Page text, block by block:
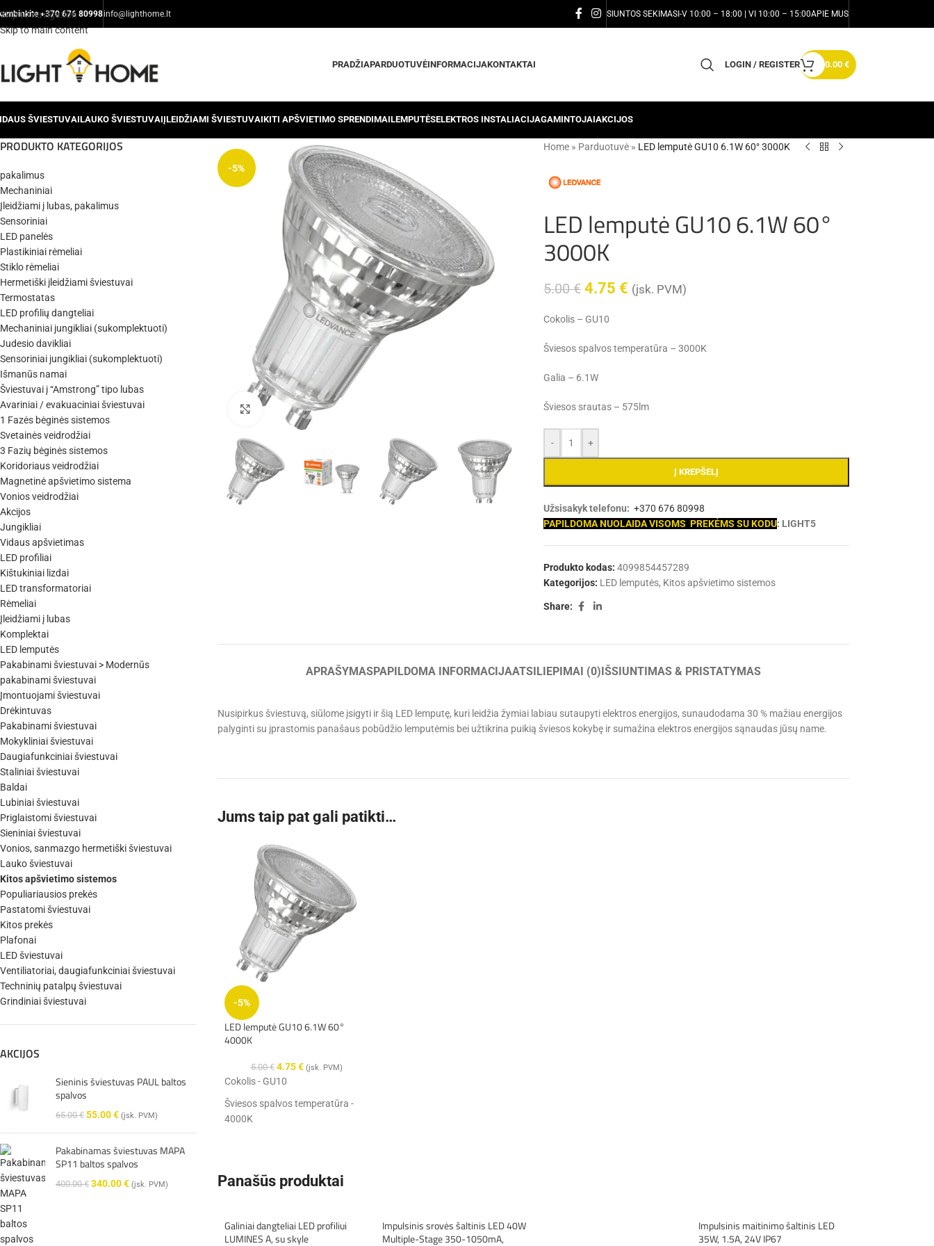
Skip to navigation
Skip to main content
+370 676 80998info@lighthome.lt SIUNTOS SEKIMAS I-V 10:00 – 18:00 | VI 10:00 – 15:00APIE MUS
PRADŽIAPARDUOTUVĖINFORMACIJAKONTAKTAI LOGIN / REGISTER 0.00 €
ŠVIESTUVAILAUKO ŠVIESTUVAIĮLEIDŽIAMI ŠVIESTUVAIKITI APŠVIETIMO SPRENDIMAILEMPUTĖSELEKTROS INSTALIACIJAGAMINTOJAIAKCIJOS
PRODUKTO KATEGORIJOS
pakalimus
Mechaniniai
Įleidžiami į lubas, pakalimus
Sensoriniai
LED panelės
Plastikiniai rėmeliai
Stiklo rėmeliai
Hermetiški įleidžiami šviestuvai
Termostatas
LED profilių dangteliai
Mechaniniai jungikliai (sukomplektuoti)
Judesio davikliai
Sensoriniai jungikliai (sukomplektuoti)
Išmanūs namai
Šviestuvai į “Amstrong” tipo lubas
Avariniai / evakuaciniai šviestuvai
1 Fazės bėginės sistemos
Svetainės veidrodžiai
3 Fazių bėginės sistemos
Koridoriaus veidrodžiai
Magnetinė apšvietimo sistema
Vonios veidrodžiai
Akcijos
Jungikliai
Vidaus apšvietimas
LED profiliai
Kištukiniai lizdai
LED transformatoriai
Rėmeliai
Įleidžiami į lubas
Komplektai
LED lemputės
Pakabinami šviestuvai > Modernūs
pakabinami šviestuvai
Įmontuojami šviestuvai
Drėkintuvas
Pakabinami šviestuvai
Mokykliniai šviestuvai
Daugiafunkciniai šviestuvai
Staliniai šviestuvai
Baldai
Lubiniai šviestuvai
Priglaistomi šviestuvai
Sieniniai šviestuvai
Vonios, sanmazgo hermetiški šviestuvai
Lauko šviestuvai
Kitos apšvietimo sistemos
Populiariausios prekės
Pastatomi šviestuvai
Kitos prekės
Plafonai
LED šviestuvai
Ventiliatoriai, daugiafunkciniai šviestuvai
Techninių patalpų šviestuvai
Grindiniai šviestuvai
AKCIJOS
Sieninis šviestuvas PAUL baltos
spalvos
65.00€ 55.00€ (įsk. PVM)
Pakabinamas šviestuvas MAPA
SP11 baltos spalvos
400.00€ 340.00€ (įsk. PVM)
-5%
Click to enlarge
Home » Parduotuvė » LED lemputė GU10 6.1W 60° 3000K
LED lemputė GU10 6.1W 60°
3000K
5.00€ 4.75 € (įsk. PVM)
Cokolis – GU10
Šviesos spalvos temperatūra – 3000K
Galia – 6.1W
Šviesos srautas – 575lm
- +
Į KREPŠELĮ
Užsisakyk telefonu: +370 676 80998
PAPILDOMA NUOLAIDA VISOMS PREKĖMS SU KODU: LIGHT5
Produkto kodas:4099854457289
Kategorijos: LED lemputės, Kitos apšvietimo sistemos
Share:
APRAŠYMASPAPILDOMA INFORMACIJAATSILIEPIMAI (0)IŠSIUNTIMAS & PRISTATYMAS
Nusipirkus šviestuvą, siūlome įsigyti ir šią LED lemputę, kuri leidžia žymiai labiau sutaupyti elektros energijos, sunaudodama 30 % mažiau energijos
palyginti su įprastomis panašaus pobūdžio lemputėmis bei užtikrina puikią šviesos kokybę ir sumažina elektros energijos sąnaudas jūsų name.
Jums taip pat gali patikti…
-5%
LED lemputė GU10 6.1W 60°
4000K
5.00€ 4.75€ (įsk. PVM)
Cokolis - GU10
Šviesos spalvos temperatūra -
4000K
Panašūs produktai
Galiniai dangteliai LED profiliui
LUMINES A, su skyle
Impulsinis srovės šaltinis LED 40W
Multiple-Stage 350-1050mA,
Impulsinis maitinimo šaltinis LED
35W, 1.5A, 24V IP67